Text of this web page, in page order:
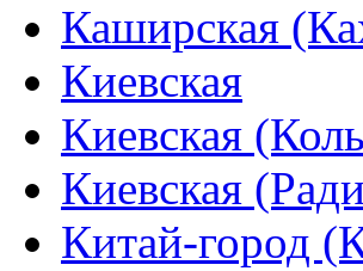
Каширская
Киевская
Киевская
Киевская
Китай-город